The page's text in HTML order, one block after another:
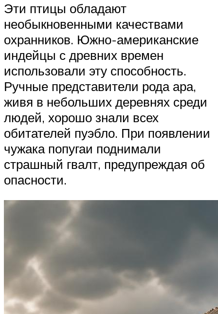
Эти птицы обладают
необыкновенными качествами
охранников. Южно-американские
индейцы с древних времен
использовали эту способность.
Ручные представители рода ара,
живя в небольших деревнях среди
людей, хорошо знали всех
обитателей пуэбло. При появлении
чужака попугаи поднимали
страшный гвалт, предупреждая об
опасности.